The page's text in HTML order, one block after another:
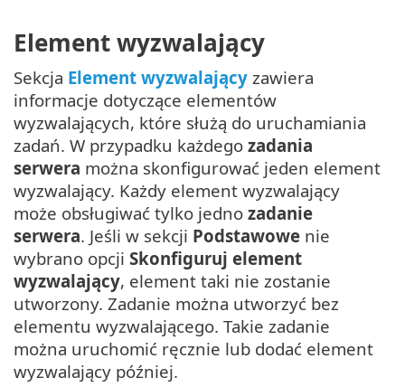
Element wyzwalający
Sekcja Element wyzwalający zawiera
informacje dotyczące elementów
wyzwalających, które służą do uruchamiania
zadań. W przypadku każdego zadania
serwera można skonfigurować jeden element
wyzwalający. Każdy element wyzwalający
może obsługiwać tylko jedno zadanie
serwera. Jeśli w sekcji Podstawowe nie
wybrano opcji Skonfiguruj element
wyzwalający, element taki nie zostanie
utworzony. Zadanie można utworzyć bez
elementu wyzwalającego. Takie zadanie
można uruchomić ręcznie lub dodać element
wyzwalający później.